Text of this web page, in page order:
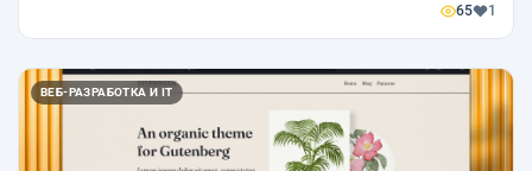
65 1
ВЕБ-РАЗРАБОТКА И IT